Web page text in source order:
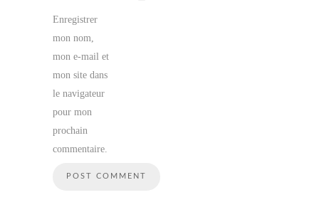
Enregistrer
mon nom,
mon e-mail et
mon site dans
le navigateur
pour mon
prochain
commentaire.